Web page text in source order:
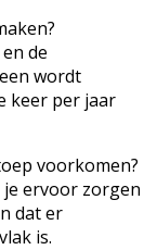
de
wordt
keer per jaar
voorkomen?
ervoor zorgen
dat er
is.